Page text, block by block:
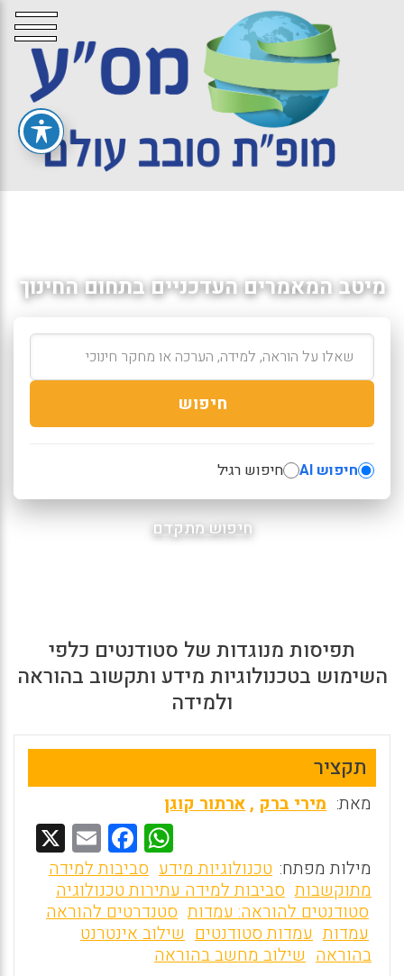
מיטב המאמרים העדכניים בתחום החינוך
חיפוש
חיפוש AI חיפוש רגיל
חיפוש מתקדם
תפיסות מנוגדות של סטודנטים כלפי
השימוש בטכנולוגיות מידע ותקשוב בהוראה
ולמידה
תקציר
מאת: מירי ברק ,ארתור קוגן
W
h
at
s
A
F
a
ce
b
o
E
m
ai
l
מילות מפתח: טכנולוגיות מידע סביבות למידה
מתוקשבות סביבות למידה עתירות טכנולוגיה
סטודנטים להוראה: עמדות סטנדרטים להוראה
עמדות עמדות סטודנטים שילוב אינטרנט
בהוראה שילוב מחשב בהוראה